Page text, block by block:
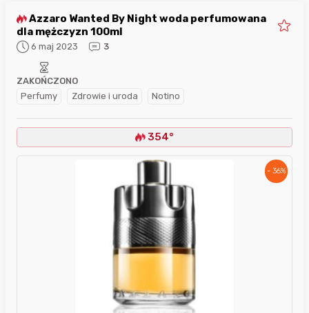
dla mężczyzn 100ml
6 maj 2023 3
Perfumy Zdrowie i uroda Notino
ZAKOŃCZONO
354°
- 36%